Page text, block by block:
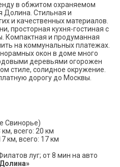
в обжитом охраняемом
Долина. Стильная и
и качественных материалов.
просторная кухня-гостиная с
Компактная и продуманная
на коммунальных платежах.
окон в доме много
деревьями огорожен
стиле, солидное окружение.
дорогу до Москвы.
Свинорье)
всего: 20 км
км, всего: 17 км
луг; от 8 мин на авто